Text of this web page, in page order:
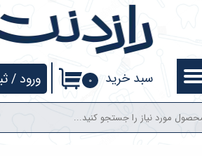
۰ سبد خرید ورود /
حساب کاربری من
تغییر گذر واژه
سفارشات
خروج از حساب کاربری